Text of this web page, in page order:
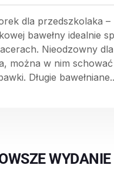
dla przedszkolaka –
bawełny idealnie
Nieodzowny
można w nim
Długie
WYDANIE